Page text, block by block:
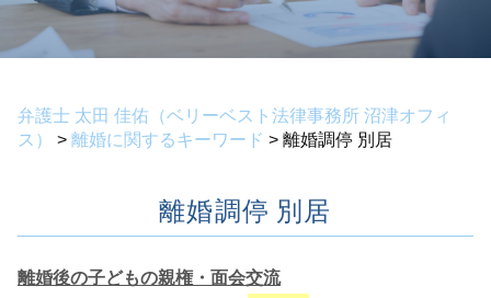
弁護士 太田 佳佑（ベリーベスト法律事務所 沼津オフィ
ス） >離婚に関するキーワード >離婚調停 別居
離婚調停 別居
離婚後の子どもの親権・面会交流